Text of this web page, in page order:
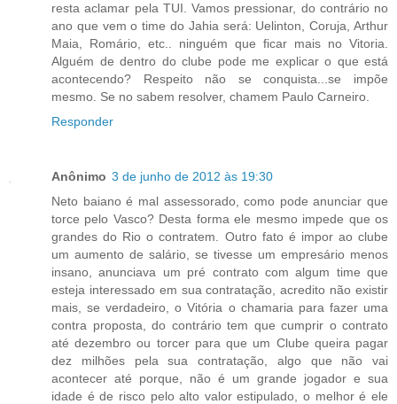
resta aclamar pela TUI. Vamos pressionar, do contrário no
ano que vem o time do Jahia será: Uelinton, Coruja, Arthur
Maia, Romário, etc.. ninguém que ficar mais no Vitoria.
Alguém de dentro do clube pode me explicar o que está
acontecendo? Respeito não se conquista...se impõe
mesmo. Se no sabem resolver, chamem Paulo Carneiro.
Responder
Anônimo 3 de junho de 2012 às 19:30
Neto baiano é mal assessorado, como pode anunciar que
torce pelo Vasco? Desta forma ele mesmo impede que os
grandes do Rio o contratem. Outro fato é impor ao clube
um aumento de salário, se tivesse um empresário menos
insano, anunciava um pré contrato com algum time que
esteja interessado em sua contratação, acredito não existir
mais, se verdadeiro, o Vitória o chamaria para fazer uma
contra proposta, do contrário tem que cumprir o contrato
até dezembro ou torcer para que um Clube queira pagar
dez milhões pela sua contratação, algo que não vai
acontecer até porque, não é um grande jogador e sua
idade é de risco pelo alto valor estipulado, o melhor é ele